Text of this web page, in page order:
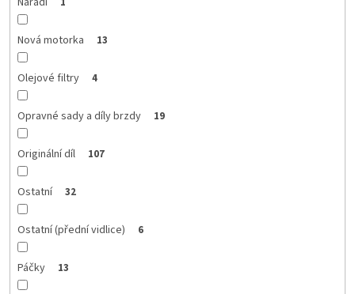
Nová motorka 13
Olejové filtry 4
Opravné sady a díly brzdy 19
Originální díl 107
Ostatní 32
Ostatní (přední vidlice) 6
Páčky 13